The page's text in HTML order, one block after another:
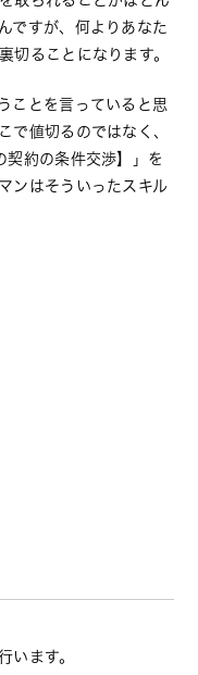
ですが、何よりあなた
切ることになります。
ことを言っていると思
で値切るのではなく、
契約の条件交渉】」を
ンはそういったスキル
います。